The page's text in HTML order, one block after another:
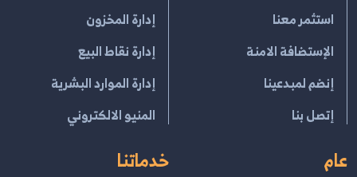
استثمر معنا
الإستضافة الامنة
إنضم لمبدعينا
إتصل بنا
إدارة المخزون
إدارة نقاط البيع
إدارة الموارد البشرية
المنيو الالكتروني
عام خدماتنا